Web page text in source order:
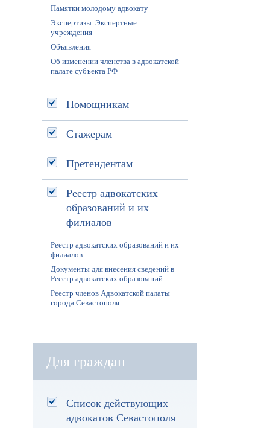
Памятки молодому адвокату
Экспертизы. Экспертные
учреждения
Объявления
Об изменении членства в адвокатской
палате субъекта РФ
Помощникам
Стажерам
Претендентам
Реестр адвокатских
образований и их
филиалов
Реестр адвокатских образований и их
филиалов
Документы для внесения сведений в
Реестр адвокатских образований
Реестр членов Адвокатской палаты
города Севастополя
Для граждан
Список действующих
адвокатов Севастополя